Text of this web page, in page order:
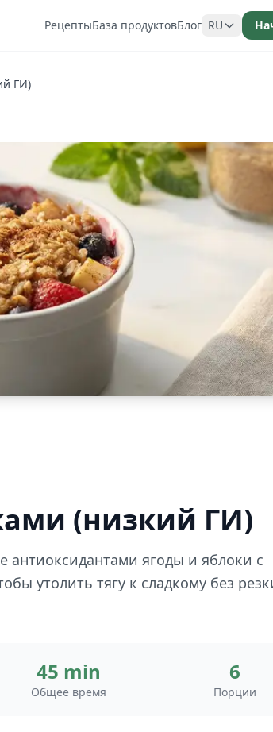
РецептыБаза продуктовБлог RU
ГИ)
(низкий ГИ)
антиоксидантами ягоды и яблоки с
утолить тягу к сладкому без
45 min
Общее время
6
Порции